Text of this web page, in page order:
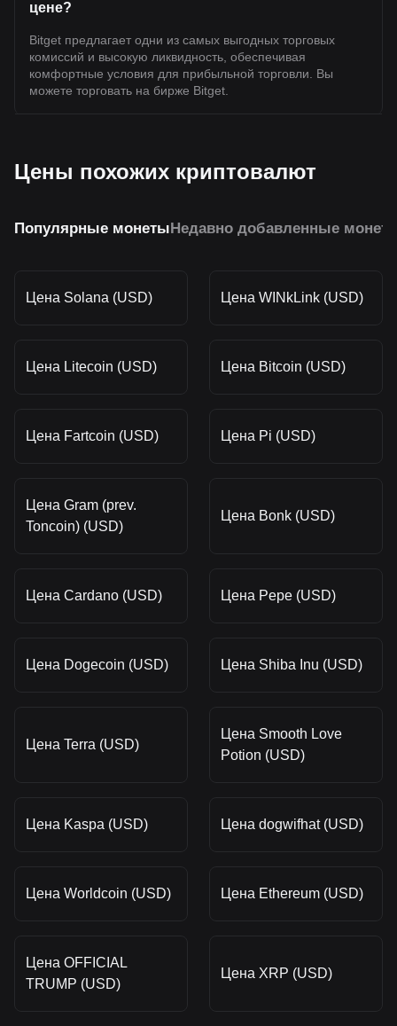
цене?
Bitget предлагает одни из самых выгодных торговых
комиссий и высокую ликвидность, обеспечивая
комфортные условия для прибыльной торговли. Вы
можете торговать на бирже Bitget.
Цены похожих криптовалют
Популярные монетыНедавно добавленные
Цена Solana (USD) Цена WINkLink (USD)
Цена Litecoin (USD) Цена Bitcoin (USD)
Цена Fartcoin (USD) Цена Pi (USD)
Цена Gram (prev.
Toncoin) (USD)
Цена Bonk (USD)
Цена Cardano (USD) Цена Pepe (USD)
Цена Dogecoin (USD) Цена Shiba Inu (USD)
Цена Terra (USD)
Цена Smooth Love
Potion (USD)
Цена Kaspa (USD) Цена dogwifhat (USD)
Цена Worldcoin (USD) Цена Ethereum (USD)
Цена OFFICIAL
TRUMP (USD)
Цена XRP (USD)